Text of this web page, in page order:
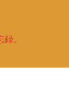
。